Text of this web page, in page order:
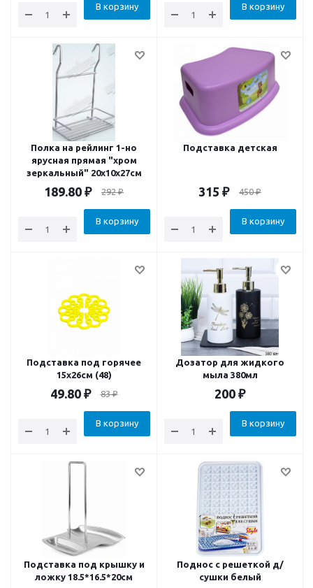
В корзину В корзину
Полка на рейлинг 1-но
ярусная прямая "хром
зеркальный" 20х10х27см
189.80 ₽ 292₽
В корзину
Подставка детская
315 ₽ 450₽
В корзину
Подставка под горячее
15х26см (48)
49.80₽ 83₽
В корзину
Дозатор для жидкого
мыла 380мл
200 ₽
В корзину
Подставка под крышку и
ложку 18.5*16.5*20см
Поднос с решеткой д/
сушки белый